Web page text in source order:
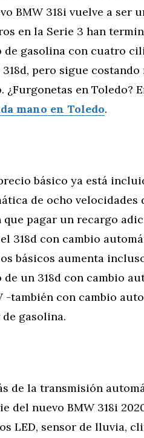
BMW 318i vuelve a
en la Serie 3 han
de gasolina con cuatro
318d, pero sigue
¿Furgonetas en Toledo?
mano en Toledo.
básico ya está
de ocho velocidades
pagar un recargo
el 318d con cambio
básicos aumenta
de un 318d con cambio
-también con cambio
gasolina.
de la transmisión
del nuevo BMW 318i
LED, sensor de lluvia,